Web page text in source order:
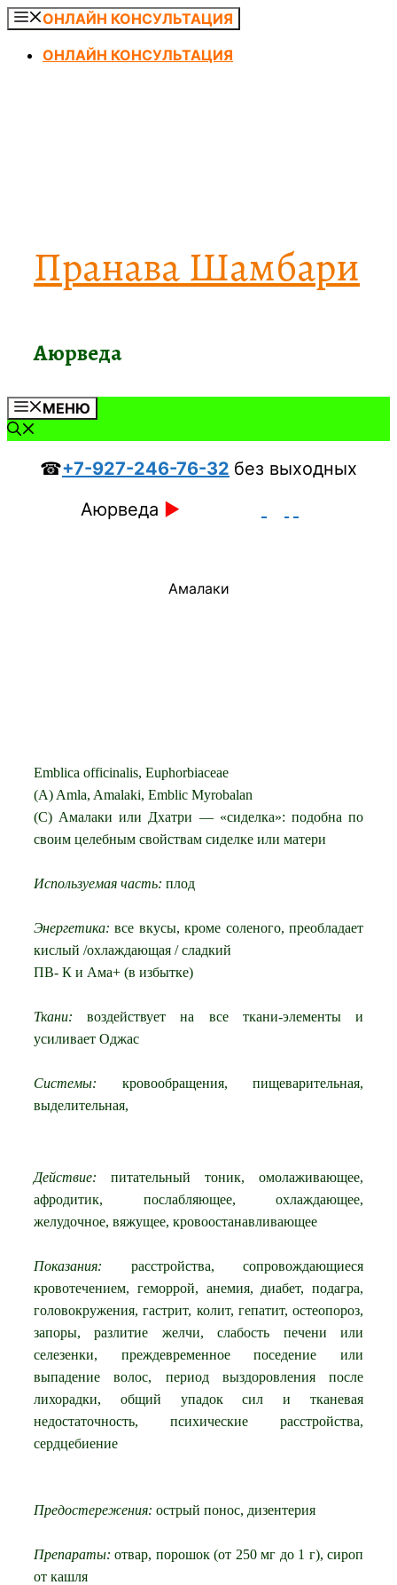
Перейти
содержимому
ОНЛАЙН КОНСУЛЬТАЦИЯ
ОНЛАЙН КОНСУЛЬТАЦИЯ
Пранава Шамбари
Аюрведа
МЕНЮ
☎+7-927-246-76-32 без выходных
Аюрведа ►
Амалаки
Emblica officinalis, Euphorbiaceae
(A) Amla, Amalaki, Emblic Myrobalan
(С) Амалаки или Дхатри — «сиделка»: подобна по
своим целебным свойствам сиделке или матери
Используемая часть: плод
Энергетика: все вкусы, кроме соленого, преобладает
кислый /охлаждающая / сладкий
ПВ- К и Ама+ (в избытке)
Ткани: воздействует на все ткани-элементы и
усиливает Оджас
Системы: кровообращения, пищеварительная,
выделительная,
Действие: питательный тоник, омолаживающее,
афродитик, послабляющее, охлаждающее,
желудочное, вяжущее, кровоостанавливающее
Показания: расстройства, сопровождающиеся
кровотечением, геморрой, анемия, диабет, подагра,
головокружения, гастрит, колит, гепатит, остеопороз,
запоры, разлитие желчи, слабость печени или
селезенки, преждевременное поседение или
выпадение волос, период выздоровления после
лихорадки, общий упадок сил и тканевая
недостаточность, психические расстройства,
сердцебиение
Предостережения: острый понос, дизентерия
Препараты: отвар, порошок (от 250 мг до 1 г), сироп
от кашля